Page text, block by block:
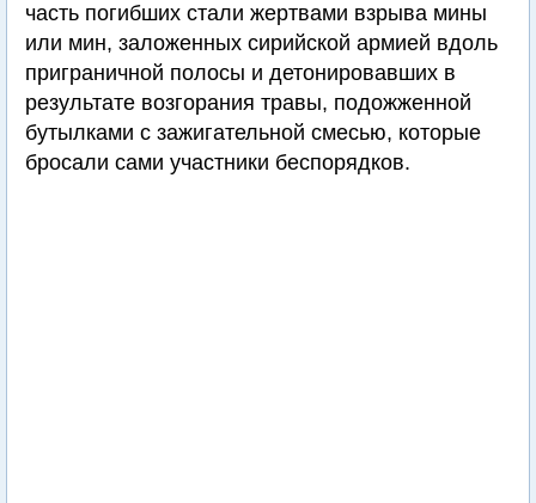
часть погибших стали жертвами взрыва мины
или мин, заложенных сирийской армией вдоль
приграничной полосы и детонировавших в
результате возгорания травы, подожженной
бутылками с зажигательной смесью, которые
бросали сами участники беспорядков.